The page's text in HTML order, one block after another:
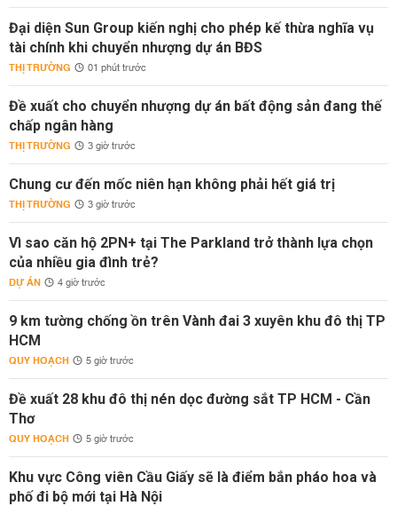
Đại diện Sun Group kiến nghị cho phép kế thừa nghĩa vụ
tài chính khi chuyển nhượng dự án BĐS
THỊ TRƯỜNG 01 phút trước
Đề xuất cho chuyển nhượng dự án bất động sản đang thế
chấp ngân hàng
THỊ TRƯỜNG 3 giờ trước
Chung cư đến mốc niên hạn không phải hết giá trị
THỊ TRƯỜNG 3 giờ trước
Vì sao căn hộ 2PN+ tại The Parkland trở thành lựa chọn
của nhiều gia đình trẻ?
DỰ ÁN 4 giờ trước
9 km tường chống ồn trên Vành đai 3 xuyên khu đô thị TP
HCM
QUY HOẠCH 5 giờ trước
Đề xuất 28 khu đô thị nén dọc đường sắt TP HCM - Cần
Thơ
QUY HOẠCH 5 giờ trước
Khu vực Công viên Cầu Giấy sẽ là điểm bắn pháo hoa và
phố đi bộ mới tại Hà Nội